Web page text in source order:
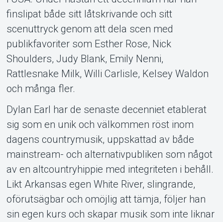
finslipat både sitt låtskrivande och sitt
scenuttryck genom att dela scen med
publikfavoriter som Esther Rose, Nick
Shoulders, Judy Blank, Emily Nenni,
Rattlesnake Milk, Willi Carlisle, Kelsey Waldon
och många fler.
Dylan Earl har de senaste decenniet etablerat
sig som en unik och välkommen röst inom
dagens countrymusik, uppskattad av både
mainstream- och alternativpubliken som något
av en altcountryhippie med integriteten i behåll.
Likt Arkansas egen White River, slingrande,
oförutsägbar och omöjlig att tämja, följer han
sin egen kurs och skapar musik som inte liknar